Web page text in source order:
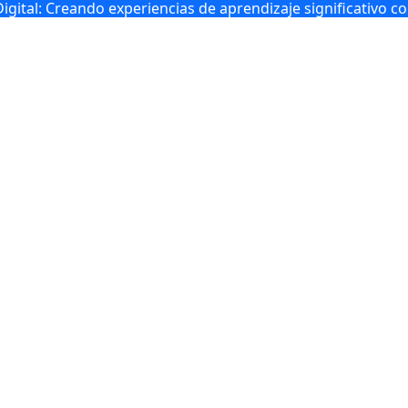
Creando experiencias de aprendizaje significativo